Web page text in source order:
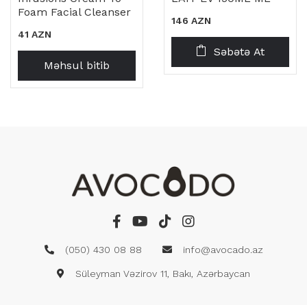
Foam Facial Cleanser
41 AZN
Məhsul bitib
146 AZN
Səbətə At
(050) 430 08 88 info@avocado.az
Süleyman Vəzirov 11, Bakı, Azərbaycan